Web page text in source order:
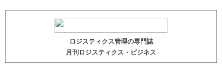
ロジスティクス管理の専門誌
月刊ロジスティクス・ビジネス